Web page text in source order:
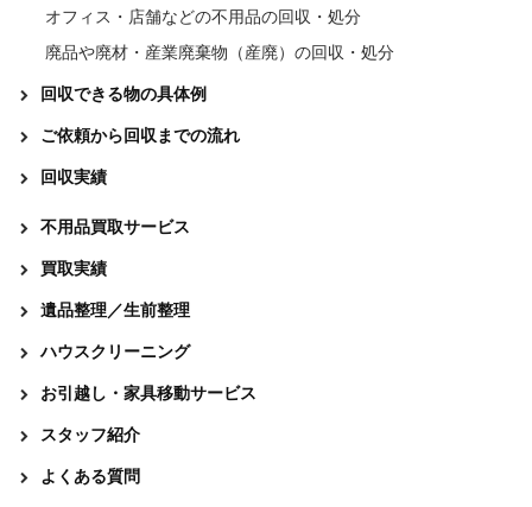
オフィス・店舗などの不用品の回収・処分
廃品や廃材・産業廃棄物（産廃）の回収・処分
回収できる物の具体例
ご依頼から回収までの流れ
回収実績
不用品買取サービス
買取実績
遺品整理／生前整理
ハウスクリーニング
お引越し・家具移動サービス
スタッフ紹介
よくある質問